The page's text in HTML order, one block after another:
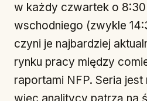
w każdy czwartek o
wschodniego (zwykle
czyni je najbardziej
rynku pracy między
raportami NFP. Seria